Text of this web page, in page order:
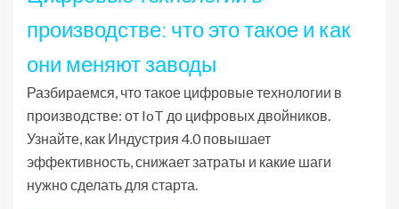
производстве: что это такое и как
они меняют заводы
Разбираемся, что такое цифровые технологии в
производстве: от IoT до цифровых двойников.
Узнайте, как Индустрия 4.0 повышает
эффективность, снижает затраты и какие шаги
нужно сделать для старта.